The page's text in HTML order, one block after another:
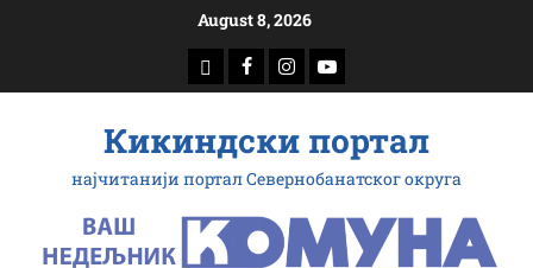
August 8, 2026
доwнлоад
Фацебоок
Инстаграм
Yоутубе
Кикиндски портал
најчитанији портал Севернобанатског округа